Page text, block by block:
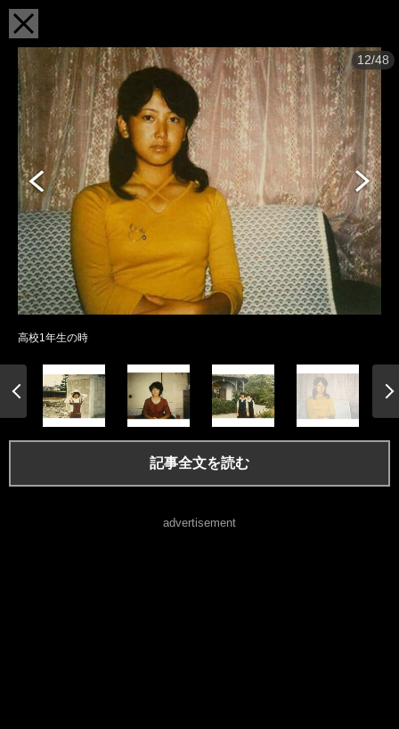
12/48
高校1年生の時
記事全文を読む
advertisement